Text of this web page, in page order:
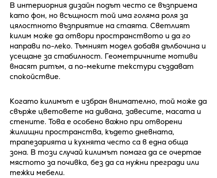
В интериорния дизайн подът често се възприема
като фон, но всъщност той има голяма роля за
цялостното възприятие на стаята. Светлият
килим може да отвори пространството и да го
направи по-леко. Тъмният модел добавя дълбочина и
усещане за стабилност. Геометричните мотиви
внасят ритъм, а по-меките текстури създават
спокойствие.
Когато килимът е избран внимателно, той може да
свърже цветовете на дивана, завесите, масата и
стените. Това е особено важно при отворени
жилищни пространства, където дневната,
трапезарията и кухнята често са в една обща
зона. В този случай килимът помага да се очертае
мястото за почивка, без да са нужни прегради или
тежки мебели.